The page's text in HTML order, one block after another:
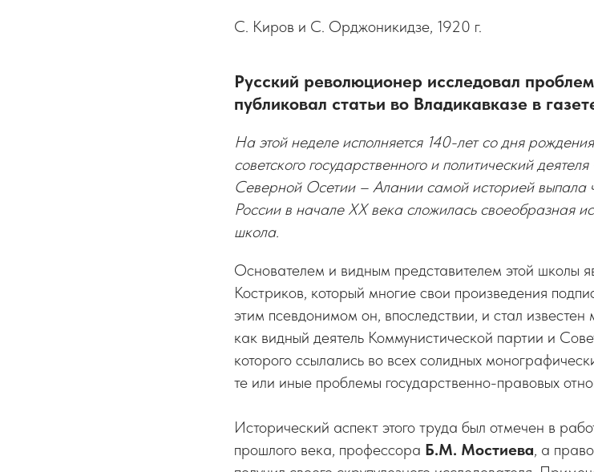
С. Киров и С. Орджоникидзе, 1920 г.
Русский революционер исследовал
публиковал статьи во Владикавказе в
На этой неделе исполняется 140-лет со дня
советского государственного и политический
Северной Осетии – Алании самой историей выпала
России в начале XX века сложилась своеобразная
школа.
Основателем и видным представителем этой школы
Костриков, который многие свои произведения
этим псевдонимом он, впоследствии, и стал
как видный деятель Коммунистической партии и
которого ссылались во всех солидных
те или иные проблемы государственно-правовых
Исторический аспект этого труда был отмечен в
прошлого века, профессора Б.М. Мостиева, а